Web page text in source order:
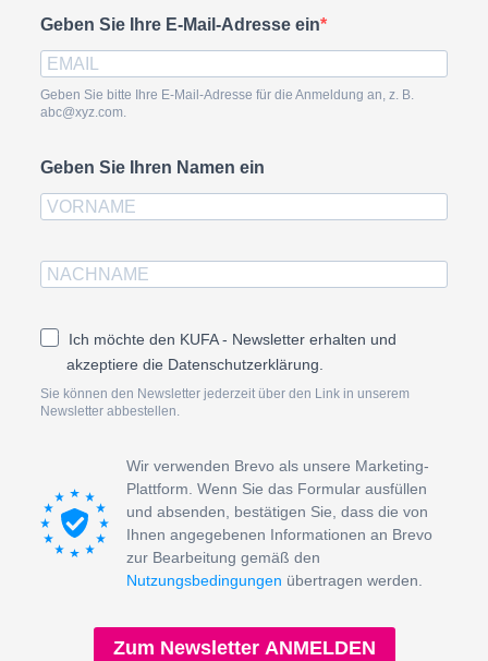
Geben Sie Ihre E-Mail-Adresse ein
Geben Sie bitte Ihre E-Mail-Adresse für die Anmeldung an, z. B.
abc@xyz.com.
Geben Sie Ihren Namen ein
Ich möchte den KUFA - Newsletter erhalten und
akzeptiere die Datenschutzerklärung.
Sie können den Newsletter jederzeit über den Link in unserem
Newsletter abbestellen.
Wir verwenden Brevo als unsere Marketing-
Plattform. Wenn Sie das Formular ausfüllen
und absenden, bestätigen Sie, dass die von
Ihnen angegebenen Informationen an Brevo
zur Bearbeitung gemäß den
Nutzungsbedingungen übertragen werden.
Zum Newsletter ANMELDEN